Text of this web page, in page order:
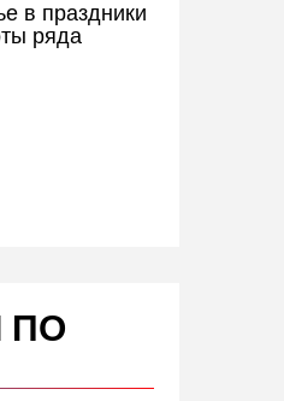
в праздники
ряда
ПО